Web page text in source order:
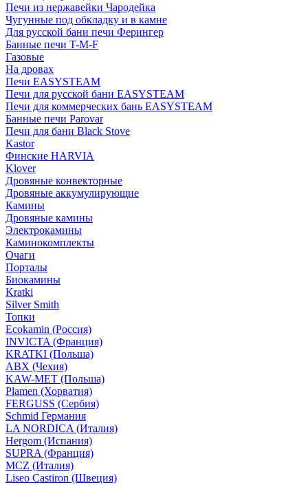
Печи из нержавейки Чародейка
Чугунные под обкладку и в камне
Для русской бани печи Ферингер
Банные печи T-M-F
Газовые
На дровах
Печи EASYSTEAM
Печи для русской бани EASYSTEAM
Печи для коммерческих бань EASYSTEAM
Банные печи Parovar
Печи для бани Black Stove
Kastor
Финские HARVIA
Klover
Дровяные конвекторные
Дровяные аккумулирующие
Камины
Дровяные камины
Электрокамины
Каминокомплекты
Очаги
Порталы
Биокамины
Kratki
Silver Smith
Топки
Ecokamin (Россия)
INVICTA (Франция)
KRATKI (Польша)
ABX (Чехия)
KAW-MET (Польша)
Plamen (Хорватия)
FERGUSS (Сербия)
Schmid Германия
LA NORDICA (Италия)
Hergom (Испания)
SUPRA (Франция)
MCZ (Италия)
Liseo Castiron (Швеция)